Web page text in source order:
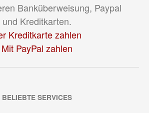
Banküberweisung, Paypal
und Kreditkarten.
Kreditkarte zahlen
Mit PayPal zahlen
BELIEBTE SERVICES